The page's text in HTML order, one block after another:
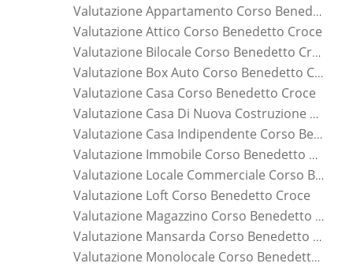
Valutazione Appartamento Corso Benedetto Croce
Valutazione Attico Corso Benedetto Croce
Valutazione Bilocale Corso Benedetto Croce
Valutazione Box Auto Corso Benedetto Croce
Valutazione Casa Corso Benedetto Croce
Valutazione Casa Di Nuova Costruzione Corso Benedetto Croce
Valutazione Casa Indipendente Corso Benedetto Croce
Valutazione Immobile Corso Benedetto Croce
Valutazione Locale Commerciale Corso Benedetto Croce
Valutazione Loft Corso Benedetto Croce
Valutazione Magazzino Corso Benedetto Croce
Valutazione Mansarda Corso Benedetto Croce
Valutazione Monolocale Corso Benedetto Croce